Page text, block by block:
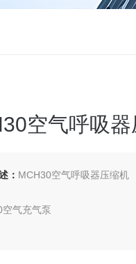
空气呼吸
： MCH30空气呼吸器压缩机
空气充气泵